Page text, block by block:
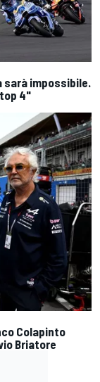
sarà impossibile.
4"
Colapinto
Briatore